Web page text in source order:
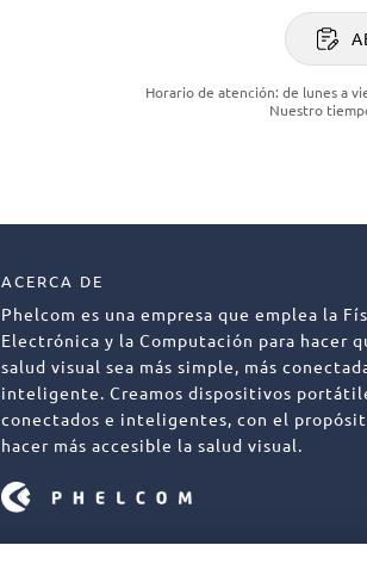
Horario de atención: de lunes a
Nuestro
ACERCA DE
Phelcom es una empresa que emplea la
Electrónica y la Computación para hacer
salud visual sea más simple, más
inteligente. Creamos dispositivos
conectados e inteligentes, con el
hacer más accesible la salud visual.